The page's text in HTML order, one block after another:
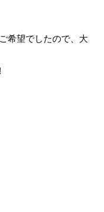
希望でしたので、大